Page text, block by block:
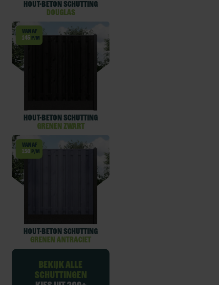
Hout-beton schutting
Douglas
Vanaf
145 p/m
Hout-beton schutting
Grenen Zwart
Vanaf
150 p/m
Hout-beton schutting
Grenen Antraciet
Bekijk alle
schuttingen